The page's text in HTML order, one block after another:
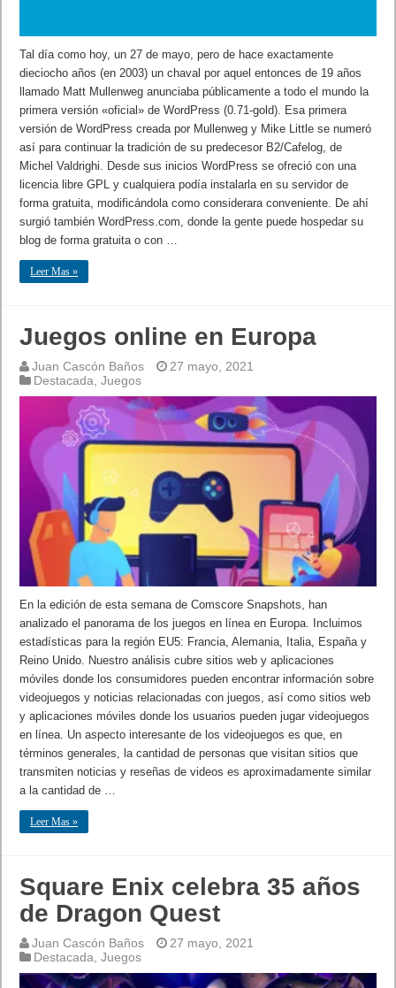
Tal día como hoy, un 27 de mayo, pero de hace exactamente
dieciocho años (en 2003) un chaval por aquel entonces de 19 años
llamado Matt Mullenweg anunciaba públicamente a todo el mundo la
primera versión «oficial» de WordPress (0.71-gold). Esa primera
versión de WordPress creada por Mullenweg y Mike Little se numeró
así para continuar la tradición de su predecesor B2/Cafelog, de
Michel Valdrighi. Desde sus inicios WordPress se ofreció con una
licencia libre GPL y cualquiera podía instalarla en su servidor de
forma gratuita, modificándola como considerara conveniente. De ahí
surgió también WordPress.com, donde la gente puede hospedar su
blog de forma gratuita o con …
Leer Mas »
Juegos online en Europa
Juan Cascón Baños
27 mayo, 2021
Destacada ,Juegos
En la edición de esta semana de Comscore Snapshots, han
analizado el panorama de los juegos en línea en Europa. Incluimos
estadísticas para la región EU5: Francia, Alemania, Italia, España y
Reino Unido. Nuestro análisis cubre sitios web y aplicaciones
móviles donde los consumidores pueden encontrar información sobre
videojuegos y noticias relacionadas con juegos, así como sitios web
y aplicaciones móviles donde los usuarios pueden jugar videojuegos
en línea. Un aspecto interesante de los videojuegos es que, en
términos generales, la cantidad de personas que visitan sitios que
transmiten noticias y reseñas de videos es aproximadamente similar
a la cantidad de …
Leer Mas »
Square Enix celebra 35 años
de Dragon Quest
Juan Cascón Baños
27 mayo, 2021
Destacada ,Juegos